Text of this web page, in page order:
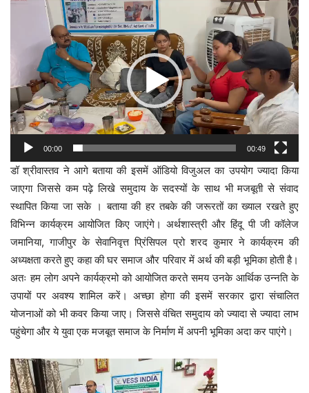
00:00 00:49
डॉ श्रीवास्तव ने आगे बताया की इसमें ऑडियो विजुअल का उपयोग ज्यादा किया
जाएगा जिससे कम पढ़े लिखे समुदाय के सदस्यों के साथ भी मजबूती से संवाद
स्थापित किया जा सके । बताया की हर तबके की जरूरतों का ख्याल रखते हुए
विभिन्न कार्यक्रम आयोजित किए जाएंगे। अर्थशास्त्री और हिंदू पी जी कॉलेज
जमानिया, गाजीपुर के सेवानिवृत्त प्रिंसिपल प्रो शरद कुमार ने कार्यक्रम की
अध्यक्षता करते हुए कहा की घर समाज और परिवार में अर्थ की बड़ी भूमिका होती है।
अतः हम लोग अपने कार्यक्रमो को आयोजित करते समय उनके आर्थिक उन्नति के
उपायों पर अवश्य शामिल करें। अच्छा होगा की इसमें सरकार द्वारा संचालित
योजनाओं को भी कवर किया जाए। जिससे वंचित समुदाय को ज्यादा से ज्यादा लाभ
पहुंचेगा और ये युवा एक मजबूत समाज के निर्माण में अपनी भूमिका अदा कर पाएंगे।